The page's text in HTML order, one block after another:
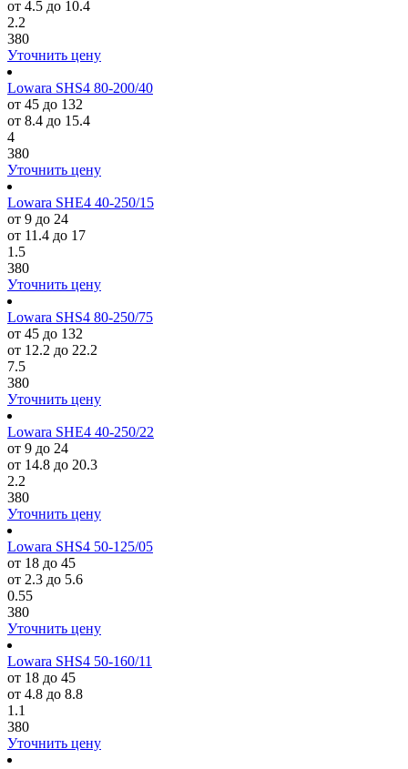
от 4.5 до 10.4
2.2
380
Уточнить цену
Lowara SHS4 80-200/40
от 45 до 132
от 8.4 до 15.4
4
380
Уточнить цену
Lowara SHE4 40-250/15
от 9 до 24
от 11.4 до 17
1.5
380
Уточнить цену
Lowara SHS4 80-250/75
от 45 до 132
от 12.2 до 22.2
7.5
380
Уточнить цену
Lowara SHE4 40-250/22
от 9 до 24
от 14.8 до 20.3
2.2
380
Уточнить цену
Lowara SHS4 50-125/05
от 18 до 45
от 2.3 до 5.6
0.55
380
Уточнить цену
Lowara SHS4 50-160/11
от 18 до 45
от 4.8 до 8.8
1.1
380
Уточнить цену